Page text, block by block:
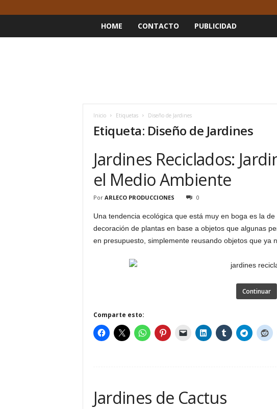
HOME CONTACTO PUBLICIDAD
Inicio Etiquetas Diseño de Jardines
Etiqueta: Diseño de Jardines
Jardines Reciclados:
el Medio Ambiente
Por ARLECO PRODUCCIONES 0
Una tendencia ecológica que está muy en boga es la de
decoración de plantas en base a objetos que algunas
en presupuesto, simplemente reusando objetos que ya
Continuar
Comparte esto:
Jardines de Cactus